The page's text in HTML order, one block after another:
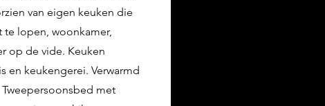
van eigen keuken die
lopen, woonkamer,
op de vide. Keuken
en keukengerei. Verwarmd
met